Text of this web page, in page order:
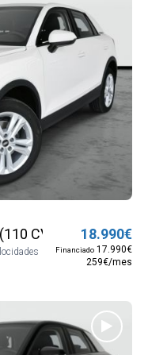
CV) 18.990€
Financiado 17.990€
259€/mes